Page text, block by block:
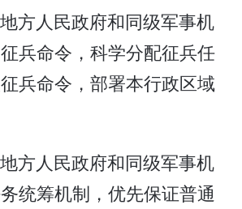
方人民政府和同级军事机
兵命令，科学分配征兵任
兵命令，部署本行政区域
方人民政府和同级军事机
统筹机制，优先保证普通